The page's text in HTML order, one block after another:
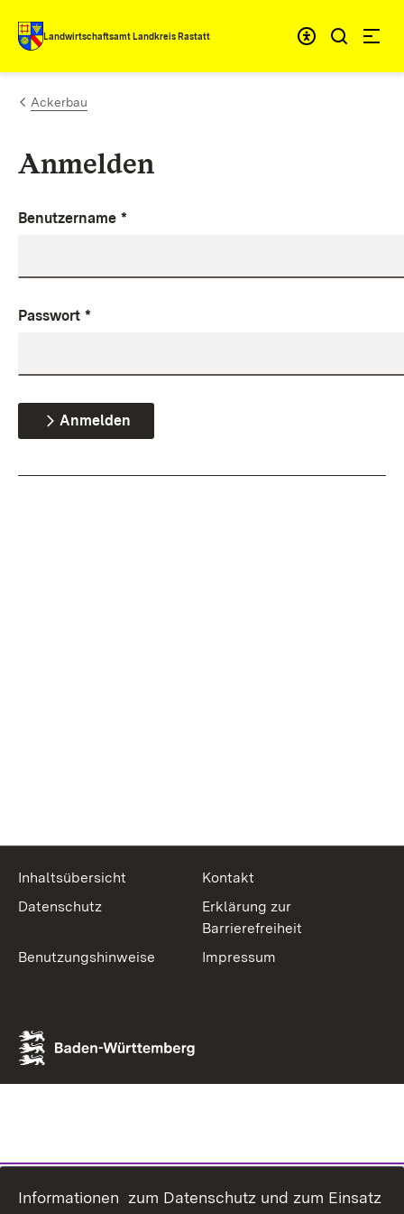
Zum Inhalt springen
Landwirtschaftsamt Landkreis Rastatt
Ackerbau
Anmelden
Benutzername *
Passwort *
Anmelden
Inhaltsübersicht
Kontakt
Datenschutz
Erklärung zur
Barrierefreiheit
Benutzungshinweise
Impressum
Informationen zum Datenschutz und zum Einsatz